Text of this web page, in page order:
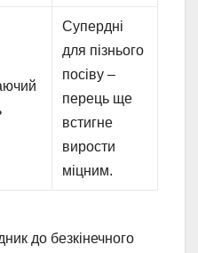
Супердні
для пізнього
посіву –
перець ще
встигне
вирости
міцним.
до безкінечного